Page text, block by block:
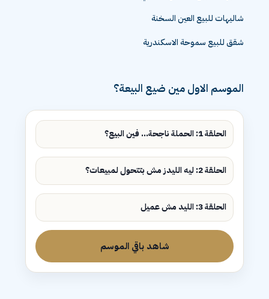
شاليهات للبيع العين السخنة
شقق للبيع سموحة الاسكندرية
الموسم الاول مين ضيع البيعة؟
الحلقة 1: الحملة ناجحة... فين البيع؟
الحلقة 2: ليه الليدز مش بتتحول لمبيعات؟
الحلقة 3: الليد مش عميل
شاهد باقي الموسم